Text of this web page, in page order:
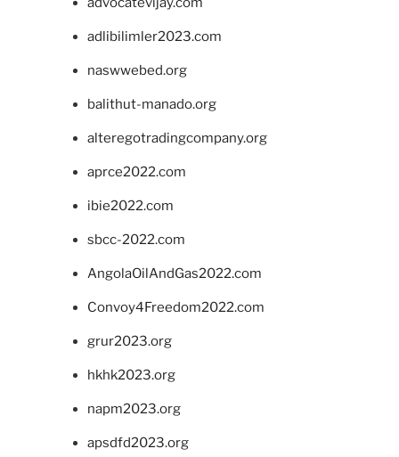
adlibilimler2023.com
naswwebed.org
balithut-manado.org
alteregotradingcompany.org
aprce2022.com
ibie2022.com
sbcc-2022.com
AngolaOilAndGas2022.com
Convoy4Freedom2022.com
grur2023.org
hkhk2023.org
napm2023.org
apsdfd2023.org